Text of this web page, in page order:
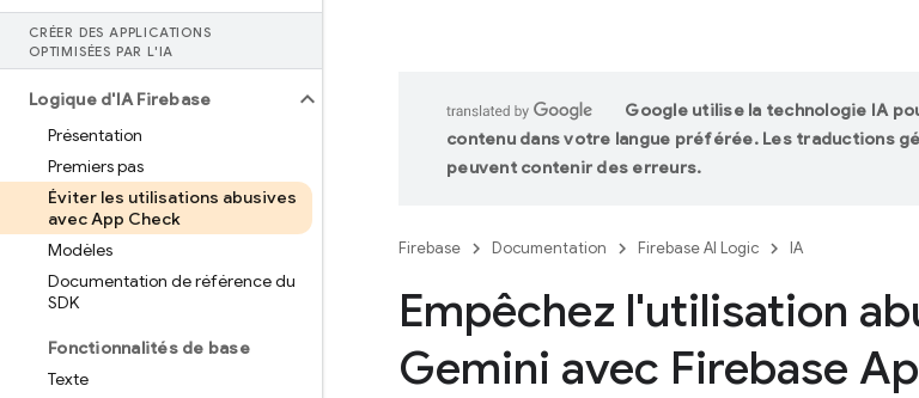
CRÉER DES APPLICATIONS
OPTIMISÉES PAR L'IA
Logique d'IA Firebase
Présentation
Premiers pas
Éviter les utilisations abusives
avec App Check
Modèles
Documentation de référence du
SDK
Fonctionnalités de base
Texte
Google utilise la technologie IA
contenu dans votre langue préférée. Les traductions
peuvent contenir des erreurs.
Firebase Documentation Firebase AI Logic IA
Empêchez l'utilisation
Gemini avec Firebase